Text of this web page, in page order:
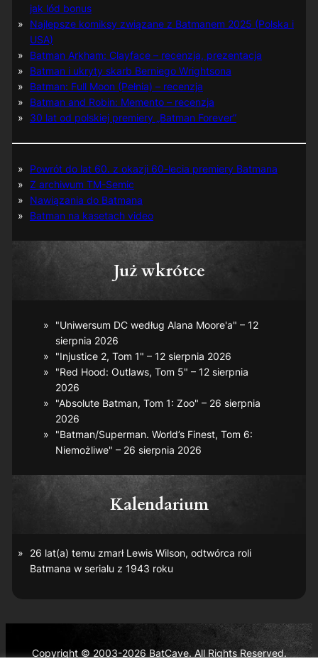
jak lód bonus
Najlepsze komiksy związane z Batmanem 2025 (Polska i
USA)
Batman Arkham: Clayface – recenzja, prezentacja
Batman i ukryty skarb Berniego Wrightsona
Batman: Full Moon (Pełnia) – recenzja
Batman and Robin: Memento – recenzja
30 lat od polskiej premiery „Batman Forever”
Powrót do lat 60. z okazji 60-lecia premiery Batmana
Z archiwum TM-Semic
Nawiązania do Batmana
Batman na kasetach video
Już wkrótce
"Uniwersum DC według Alana Moore'a" – 12
sierpnia 2026
"Injustice 2, Tom 1" – 12 sierpnia 2026
"Red Hood: Outlaws, Tom 5" – 12 sierpnia
2026
"Absolute Batman, Tom 1: Zoo" – 26 sierpnia
2026
"Batman/Superman. World’s Finest, Tom 6:
Niemożliwe" – 26 sierpnia 2026
Kalendarium
26 lat(a) temu zmarł Lewis Wilson, odtwórca roli
Batmana w serialu z 1943 roku
Copyright © 2003-2026 BatCave. All Rights Reserved.